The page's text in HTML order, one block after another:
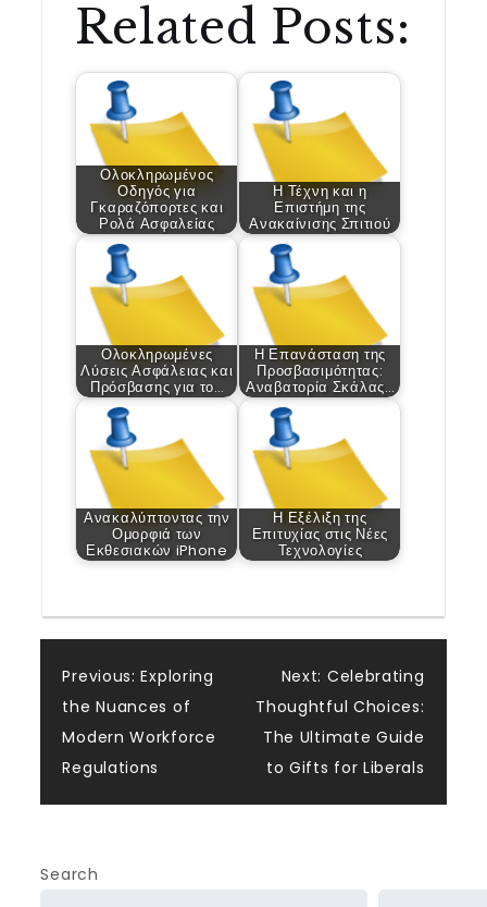
Related Posts:
Ολοκληρωμένος
Οδηγός για
Γκαραζόπορτες και
Ρολά Ασφαλείας
Η Τέχνη και η
Επιστήμη της
Ανακαίνισης Σπιτιού
Ολοκληρωμένες
Λύσεις Ασφάλειας και
Πρόσβασης για το…
Η Επανάσταση της
Προσβασιμότητας:
Αναβατορία Σκάλας…
Ανακαλύπτοντας την
Ομορφιά των
Εκθεσιακών iPhone
Η Εξέλιξη της
Επιτυχίας στις Νέες
Τεχνολογίες
Post
navigation
Previous: Exploring
the Nuances of
Modern Workforce
Regulations
Next: Celebrating
Thoughtful Choices:
The Ultimate Guide
to Gifts for Liberals
Search